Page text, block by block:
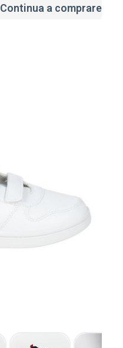
Continua a comprare